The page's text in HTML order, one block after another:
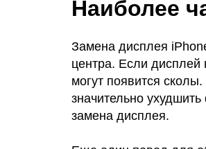
Наиболее
Замена дисплея
центра. Если
могут появится
значительно
замена дисплея.